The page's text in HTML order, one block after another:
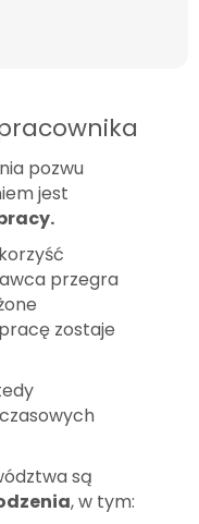
pozwu
jest
przegra
zostaje
są
, w tym: